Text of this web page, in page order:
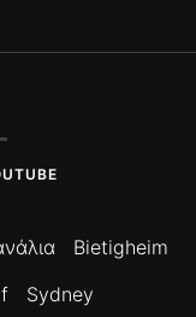
Bietigheim
Sydney